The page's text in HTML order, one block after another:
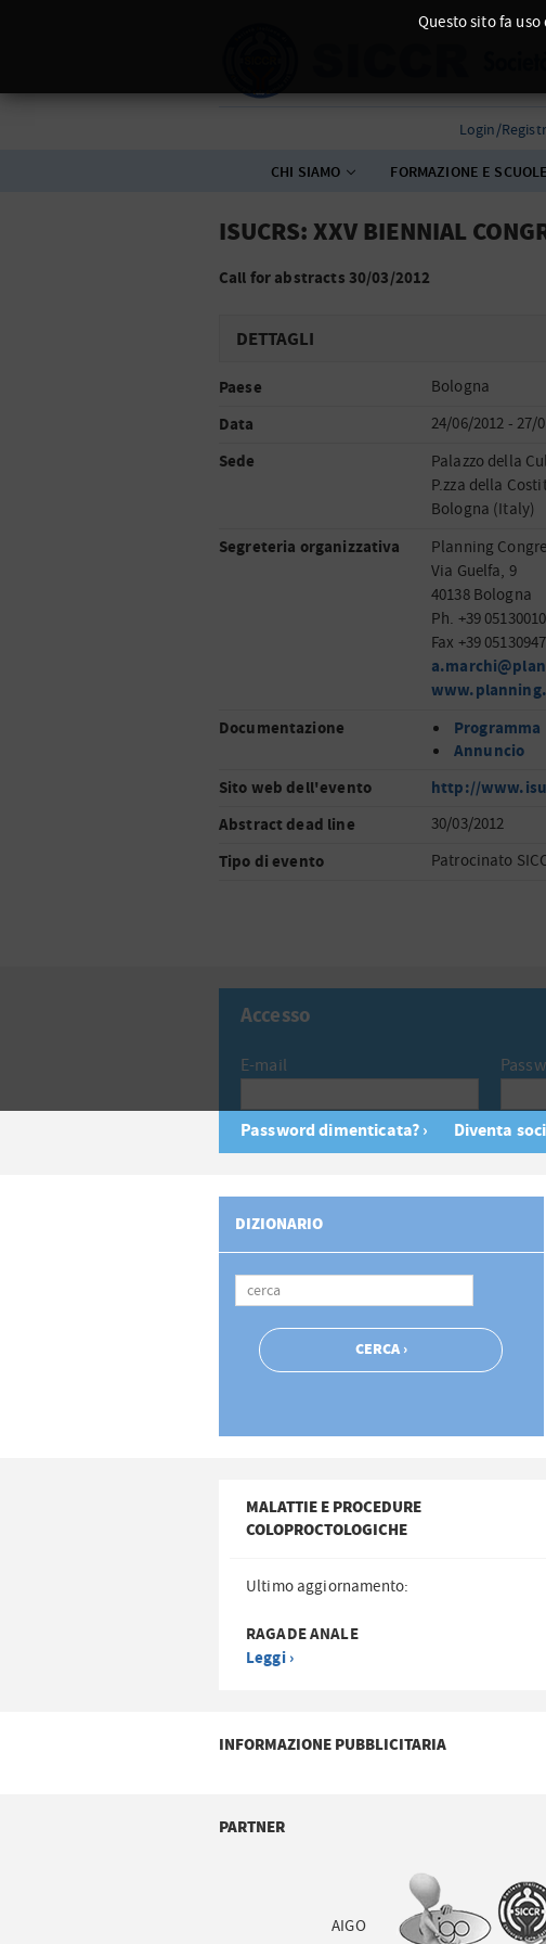
Login/
CHI SIAMO FORMAZIONE E SCUOLE
ISUCRS: XXV BIENNIAL
Call for abstracts 30/03/2012
DETTAGLI
Paese Bologna
Data 24/06/2012 - 27/
Sede
Palazzo della
P.zza della
Bologna (Italy)
Segreteria organizzativa
Planning
Via Guelfa, 9
40138 Bologna
Ph. +39
Fax +39
Documentazione
Programma
Annuncio
Sito web dell'evento
http://
Abstract dead line
30/03/2012
Tipo di evento Patrocinato
Accesso
E-mail
Password dimenticata? › Diventa
DIZIONARIO
MALATTIE E PROCEDURE
COLOPROCTOLOGICHE
Ultimo aggiornamento:
RAGADE ANALE
Leggi ›
INFORMAZIONE PUBBLICITARIA
PARTNER
AIGO
Questo sito fa